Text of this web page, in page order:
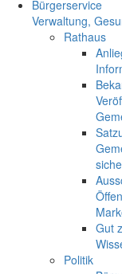
Bürgerservice
Verwaltung,
Rathaus
Gut
Politik